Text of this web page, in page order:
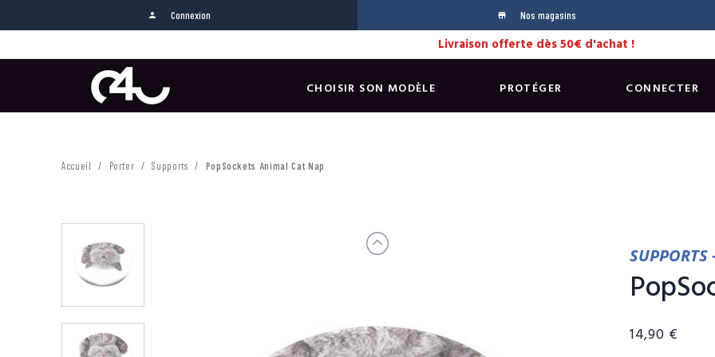
person Connexion store Nos magasins
Livraison offerte dès 50€ d'achat !
CHOISIR SON MODÈLE PROTÉGER CONNECTER
Accueil Porter Supports PopSockets Animal Cat Nap
SUPPORTS
14,90 €